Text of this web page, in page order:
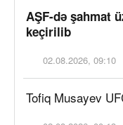
AŞF-də şahmat
keçirilib
02.08.2026, 09:10
Tofiq Musayev